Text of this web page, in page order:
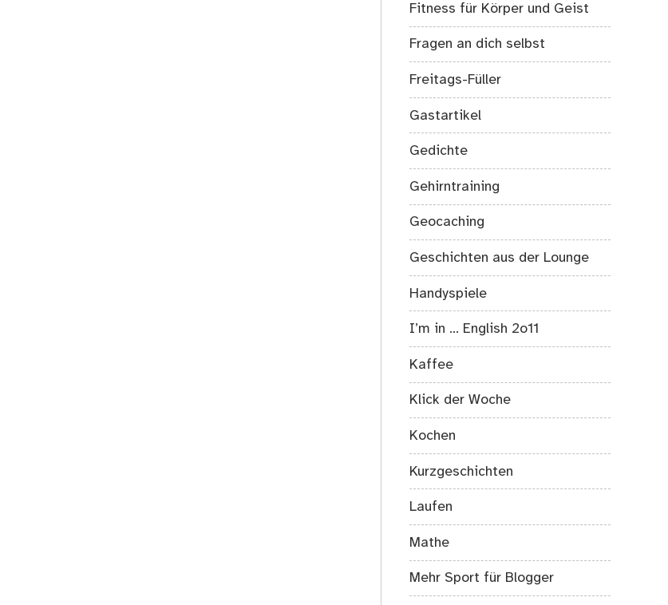
Fitness für Körper und Geist
Fragen an dich selbst
Freitags-Füller
Gastartikel
Gedichte
Gehirntraining
Geocaching
Geschichten aus der Lounge
Handyspiele
I’m in … English 2o11
Kaffee
Klick der Woche
Kochen
Kurzgeschichten
Laufen
Mathe
Mehr Sport für Blogger